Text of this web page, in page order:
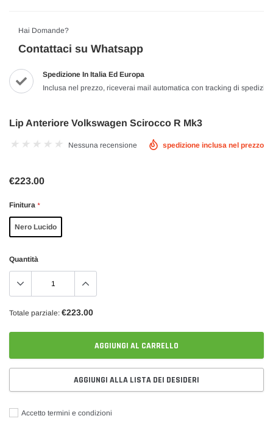
Hai Domande?
Contattaci su Whatsapp
Spedizione In Italia Ed Europa
Inclusa nel prezzo, riceverai mail automatica con tracking di
Lip Anteriore Volkswagen Scirocco R Mk3
Nessuna recensione spedizione inclusa nel prezzo
€223.00
Finitura *
Nero Lucido
Quantità
Totale parziale: €223.00
AGGIUNGI AL CARRELLO
AGGIUNGI ALLA LISTA DEI DESIDERI
Accetto termini e condizioni